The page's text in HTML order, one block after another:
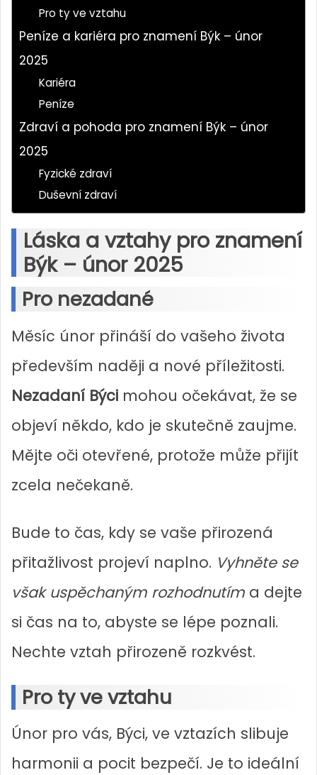
Pro ty ve vztahu
Peníze a kariéra pro znamení Býk – únor
2025
Kariéra
Peníze
Zdraví a pohoda pro znamení Býk – únor
2025
Fyzické zdraví
Duševní zdraví
Láska a vztahy pro znamení
Býk – únor 2025
Pro nezadané
Měsíc únor přináší do vašeho života
především naději a nové příležitosti.
Nezadaní Býci mohou očekávat, že se
objeví někdo, kdo je skutečně zaujme.
Mějte oči otevřené, protože může přijít
zcela nečekaně.
Bude to čas, kdy se vaše přirozená
přitažlivost projeví naplno. Vyhněte se
však uspěchaným rozhodnutím a dejte
si čas na to, abyste se lépe poznali.
Nechte vztah přirozeně rozkvést.
Pro ty ve vztahu
Únor pro vás, Býci, ve vztazích slibuje
harmonii a pocit bezpečí. Je to ideální